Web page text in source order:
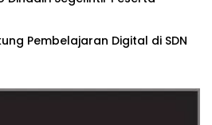
Pembelajaran Digital di SDN